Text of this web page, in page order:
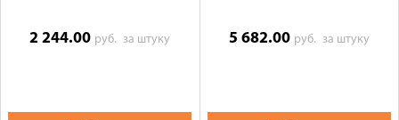
2 244.00 руб.за штуку 5 682.00 руб. за штуку